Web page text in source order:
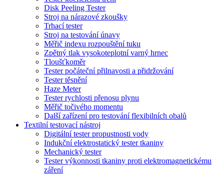
Disk Peeling Tester
Stroj na nárazové zkoušky
Trhací tester
Stroj na testování únavy
Měřič indexu rozpouštění tuku
Zpětný tlak vysokoteplotní varný hrnec
Tloušťkoměr
Tester počáteční přilnavosti a přidržování
Tester těsnění
Haze Meter
Tester rychlosti přenosu plynu
Měřič točivého momentu
Další zařízení pro testování flexibilních obalů
Textilní testovací nástroj
Digitální tester propustnosti vody
Indukční elektrostatický tester tkaniny
Mechanický tester
Tester výkonnosti tkaniny proti elektromagnetickému
záření